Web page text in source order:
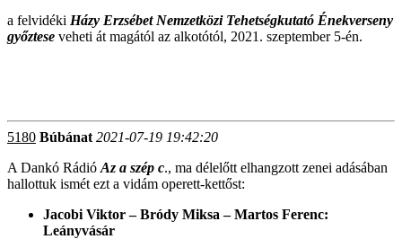
a felvidéki Házy Erzsébet Nemzetközi Tehetségkutató Énekverseny
győztese veheti át magától az alkotótól, 2021. szeptember 5-én.
5180 Búbánat 2021-07-19 19:42:20
A Dankó Rádió Az a szép c., ma délelőtt elhangzott zenei adásában
hallottuk ismét ezt a vidám operett-kettőst:
Jacobi Viktor – Bródy Miksa – Martos Ferenc:
Leányvásár